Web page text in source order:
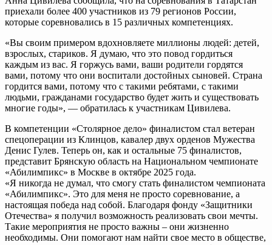
приехали более 400 участников из 79 регионов России,
которые соревновались в 15 различных компетенциях.
«Вы своим примером вдохновляете миллионы людей: детей,
взрослых, стариков. Я думаю, что это повод гордиться
каждым из вас. Я горжусь вами, ваши родители гордятся
вами, потому что они воспитали достойных сыновей. Страна
гордится вами, потому что с такими ребятами, с такими
людьми, гражданами государство будет жить и существовать
многие годы», — обратилась к участникам Цивилева.
В компетенции «Столярное дело» финалистом стал ветеран
спецоперации из Клинцов, кавалер двух орденов Мужества
Денис Гулев. Теперь он, как и остальные 75 финалистов,
представит Брянскую область на Национальном чемпионате
«Абилимпикс» в Москве в октябре 2025 года.
«Я никогда не думал, что смогу стать финалистом чемпионата
«Абилимпикс». Это для меня не просто соревнование, а
настоящая победа над собой. Благодаря фонду «Защитники
Отечества» я получил возможность реализовать свои мечты.
Такие мероприятия не просто важны – они жизненно
необходимы. Они помогают нам найти свое место в обществе,